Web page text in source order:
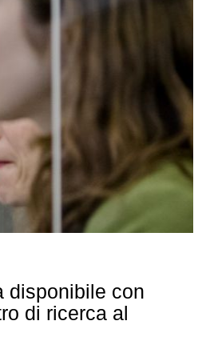
disponibile con
di ricerca al